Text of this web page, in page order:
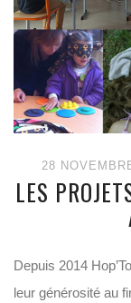
28
LES
Depuis 2014
leur générosité au